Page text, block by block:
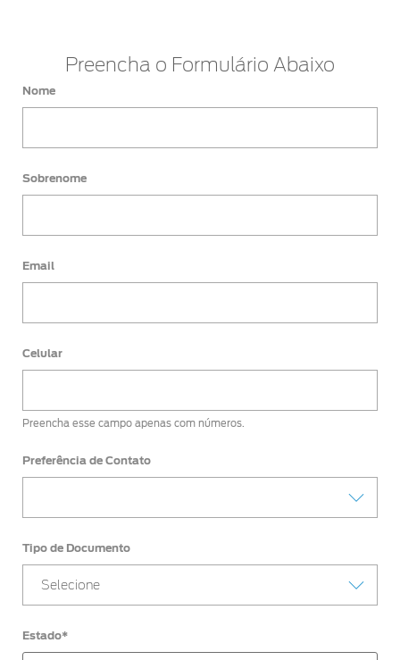
Preencha o Formulário Abaixo
Nome
Sobrenome
Email
Celular
Preencha esse campo apenas com números.
Preferência de Contato
Tipo de Documento
Selecione
Estado*